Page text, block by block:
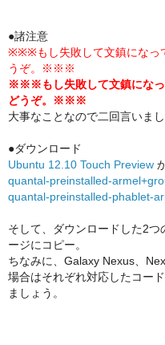
●諸注意
※※※もし失敗して文鎮になっ
うぞ。※※※
※※※もし失敗して文鎮になっ
どうぞ。※※※
大事なことなので二回言いまし
●ダウンロード
Ubuntu 12.10 Touch Preview
quantal-preinstalled-
quantal-preinstalled-phablet-
そして、ダウンロードした2
ージにコピー。
ちなみに、Galaxy Nexus、
場合はそれぞれ対応したコー
ましょう。